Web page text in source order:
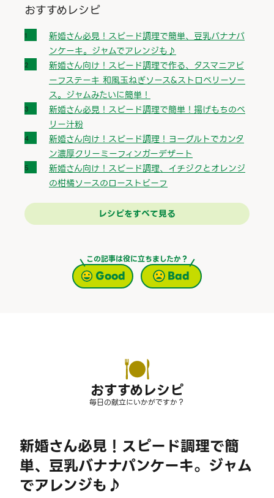
おすすめレシピ
新婚さん必見！スピード調理で簡単、豆乳バナナパ
ンケーキ。ジャムでアレンジも♪
新婚さん向け！スピード調理で作る、タスマニアビ
ーフステーキ 和風玉ねぎソース&ストロベリーソー
ス。ジャムみたいに簡単！
新婚さん必見！スピード調理で簡単！揚げもちのベ
リー汁粉
新婚さん向け！スピード調理！ヨーグルトでカンタ
ン濃厚クリーミーフィンガーデザート
新婚さん向け！スピード調理、イチジクとオレンジ
の柑橘ソースのローストビーフ
レシピをすべて見る
この記事は役に立ちましたか？
Good Bad
おすすめレシピ
毎日の献立にいかがですか？
新婚さん必見！スピード調理で簡
単、豆乳バナナパンケーキ。ジャム
でアレンジも♪